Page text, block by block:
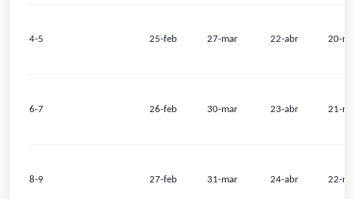
4-5 25-feb 27-mar 22-abr 20-
6-7 26-feb 30-mar 23-abr 21-
8-9 27-feb 31-mar 24-abr 22-